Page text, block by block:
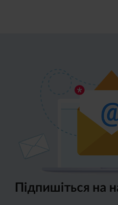
Підпишіться на